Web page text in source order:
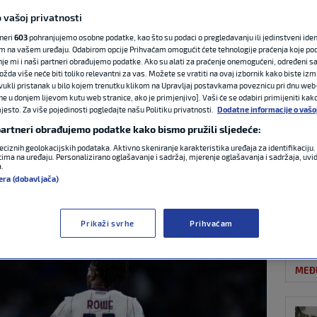
slavila na
u Ligu prvaka
vašoj privatnosti
603pohranjujemo osobne podatke, kao što su podaci o pregledavanju ili jedinstveni
na vašem uređaju. Odabirom opcije Prihvaćam omogućit ćete tehnologije praćenja koje
mi i naši partneri obrađujemo podatke. Ako su alati za praćenje onemogućeni, određeni
više neće biti toliko relevantni za vas. Možete se vratiti na ovaj izbornik kako biste
pristanak u bilo kojem trenutku klikom na Upravljaj postavkama poveznicu pri dnu
u donjem lijevom kutu web stranice, ako je primjenjivo]. Vaši će se odabiri primijeniti
Za više pojedinosti pogledajte našu Politiku privatnosti.
Dodatne informacije o
obrađujemo podatke kako bismo pružili sljedeće:
geolokacijskih podataka. Aktivno skeniranje karakteristika uređaja za
na uređaju. Personalizirano oglašavanje i sadržaj, mjerenje oglašavanja i sadržaja,
(dobavljača)
Prikaži svrhe Prihvaćam